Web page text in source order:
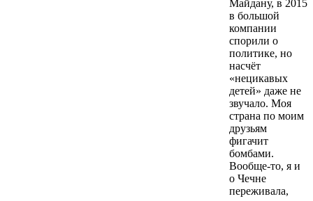
Майдану, в 2015
в большой
компании
спорили о
политике, но
насчёт
«нецикавых
детей» даже не
звучало. Моя
страна по моим
друзьям
фигачит
бомбами.
Вообще-то, я и
о Чечне
переживала,